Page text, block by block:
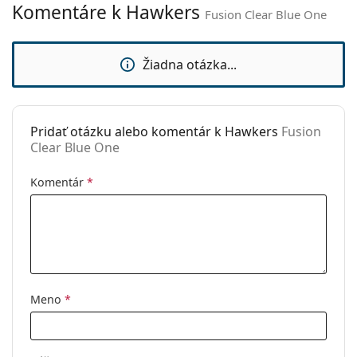
Značka:
Hawkers
Komentáre k Hawkers Fusion Clear Blue One
Žiadna otázka...
Pridať otázku alebo komentár k Hawkers Fusion
Clear Blue One
Komentár *
Meno *